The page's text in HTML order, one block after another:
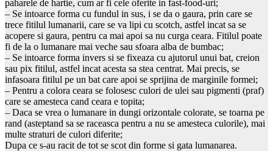
paharele de hartie, cum ar fi cele oferite in fast-food-uri;
– Se intoarce forma cu fundul in sus, i se da o gaura, prin care se
trece fitilul lumanarii, care se va lipi cu scotch, astfel incat sa se
acopere si gaura, pentru ca mai apoi sa nu curga ceara. Fitilul poate
fi de la o lumanare mai veche sau sfoara alba de bumbac;
– Se intoarce forma invers si se fixeaza cu ajutorul unui bat, creion
sau pix fitilul, astfel incat acesta sa stea centrat. Mai precis, se
infasoara fitilul pe un bat care apoi se sprijina de marginile formei;
– Pentru a colora ceara se folosesc culori de ulei sau pigmenti (praf)
care se amesteca cand ceara e topita;
– Daca se vrea o lumanare in dungi orizontale colorate, se toarna pe
rand (asteptand sa se raceasca pentru a nu se amesteca culorile), mai
multe straturi de culori diferite;
Dupa ce s-au racit de tot se scot din forme si gata lumanarea.